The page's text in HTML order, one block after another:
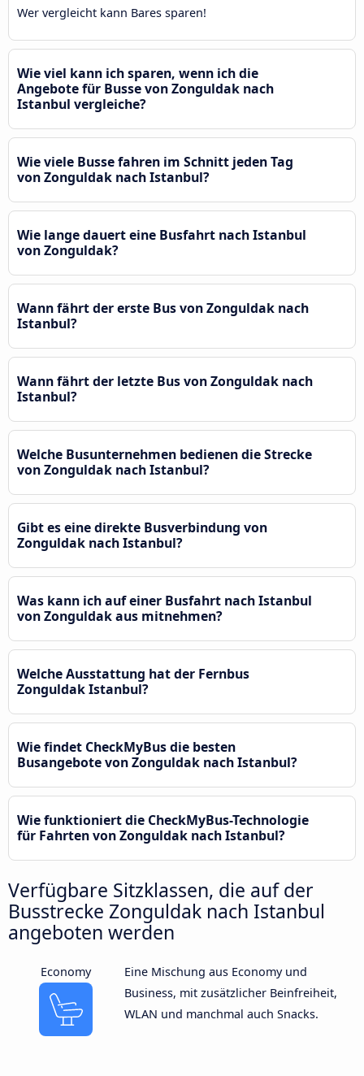
Wer vergleicht kann Bares sparen!
Wie viel kann ich sparen, wenn ich die
Angebote für Busse von Zonguldak nach
Istanbul vergleiche?
Wie viele Busse fahren im Schnitt jeden Tag
von Zonguldak nach Istanbul?
Wie lange dauert eine Busfahrt nach Istanbul
von Zonguldak?
Wann fährt der erste Bus von Zonguldak nach
Istanbul?
Wann fährt der letzte Bus von Zonguldak nach
Istanbul?
Welche Busunternehmen bedienen die Strecke
von Zonguldak nach Istanbul?
Gibt es eine direkte Busverbindung von
Zonguldak nach Istanbul?
Was kann ich auf einer Busfahrt nach Istanbul
von Zonguldak aus mitnehmen?
Welche Ausstattung hat der Fernbus
Zonguldak Istanbul?
Wie findet CheckMyBus die besten
Busangebote von Zonguldak nach Istanbul?
Wie funktioniert die CheckMyBus-Technologie
für Fahrten von Zonguldak nach Istanbul?
Verfügbare Sitzklassen, die auf der
Busstrecke Zonguldak nach Istanbul
angeboten werden
Economy
Eine Mischung aus Economy und
Business, mit zusätzlicher Beinfreiheit,
WLAN und manchmal auch Snacks.